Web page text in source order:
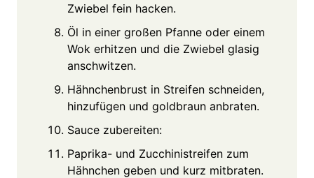
Zwiebel fein hacken.
Öl in einer großen Pfanne oder einem
Wok erhitzen und die Zwiebel glasig
anschwitzen.
Hähnchenbrust in Streifen schneiden,
hinzufügen und goldbraun anbraten.
Sauce zubereiten:
Paprika- und Zucchinistreifen zum
Hähnchen geben und kurz mitbraten.